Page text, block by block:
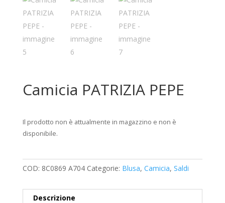
Camicia PATRIZIA PEPE
Il prodotto non è attualmente in magazzino e non è
disponibile.
COD: 8C0869 A704 Categorie: Blusa, Camicia, Saldi
Descrizione